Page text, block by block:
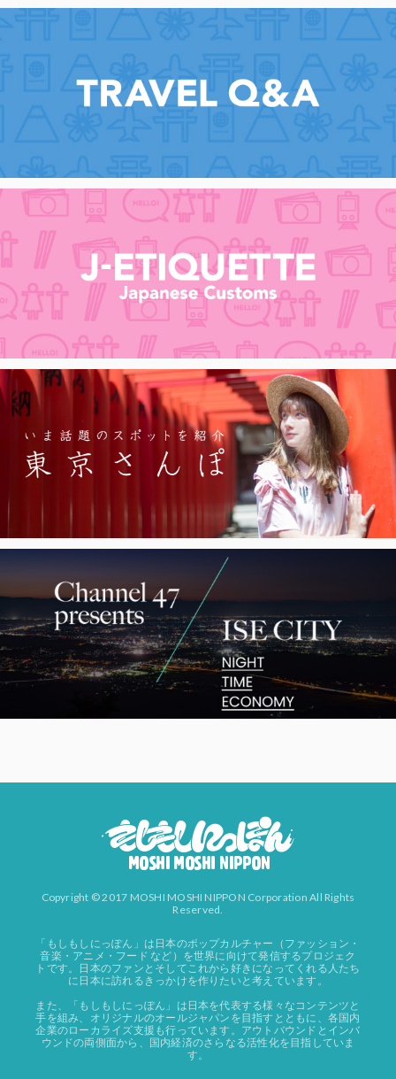
Copyright © 2017 MOSHI MOSHI NIPPON Corporation All Rights
Reserved.
「もしもしにっぽん」は日本のポップカルチャー（ファッション・
音楽・アニメ・フード など）を世界に向けて発信するプロジェク
トです。日本のファンとそしてこれから好きになってくれる人たち
に日本に訪れるきっかけを作りたいと考えています。
また、「もしもしにっぽん」は日本を代表する様々なコンテンツと
手を組み、オリジナルのオールジャパンを目指すとともに、各国内
企業のローカライズ支援も行っています。アウトバウンドとインバ
ウンドの両側面から、国内経済のさらなる活性化を目指していま
す。